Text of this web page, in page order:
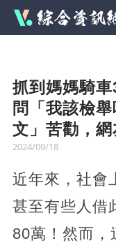
抓到媽媽騎
問「我該檢
文」苦勸，
2024/09/18
近年來，社會
甚至有些人借
80萬！然而，